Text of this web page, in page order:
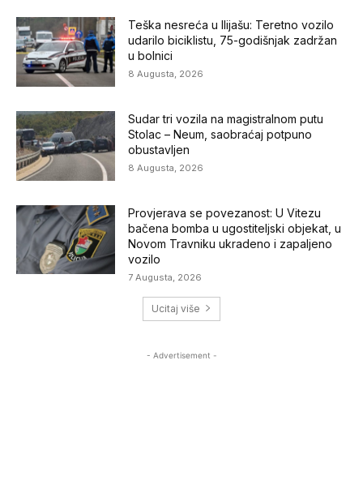
Teška nesreća u Ilijašu: Teretno vozilo
udarilo biciklistu, 75-godišnjak zadržan
u bolnici
8 Augusta, 2026
Sudar tri vozila na magistralnom putu
Stolac – Neum, saobraćaj potpuno
obustavljen
8 Augusta, 2026
Provjerava se povezanost: U Vitezu
bačena bomba u ugostiteljski objekat, u
Novom Travniku ukradeno i zapaljeno
vozilo
7 Augusta, 2026
Ucitaj više
- Advertisement -